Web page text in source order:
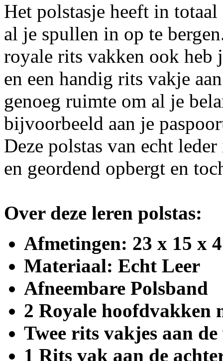
Het polstasje heeft in
al je spullen in op te
royale rits vakken ook heb
en een handig rits vakje
genoeg ruimte om al je
bijvoorbeeld aan je
Deze polstas van echt
en geordend opbergt en
Over deze leren polstas:
Afmetingen: 23 x 15 x
Materiaal: Echt Leer
Afneembare Polsband
2 Royale hoofdvakken
Twee rits vakjes aan
1 Rits vak aan de